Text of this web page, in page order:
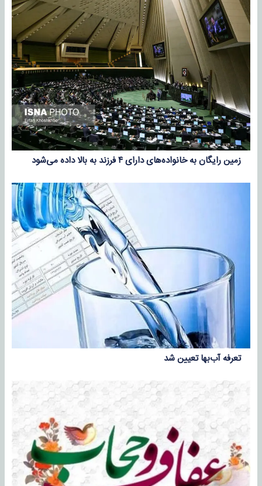
زمین رایگان به خانواده‌های دارای ۴ فرزند به بالا داده می‌شود
تعرفه آب‌بها تعیین شد